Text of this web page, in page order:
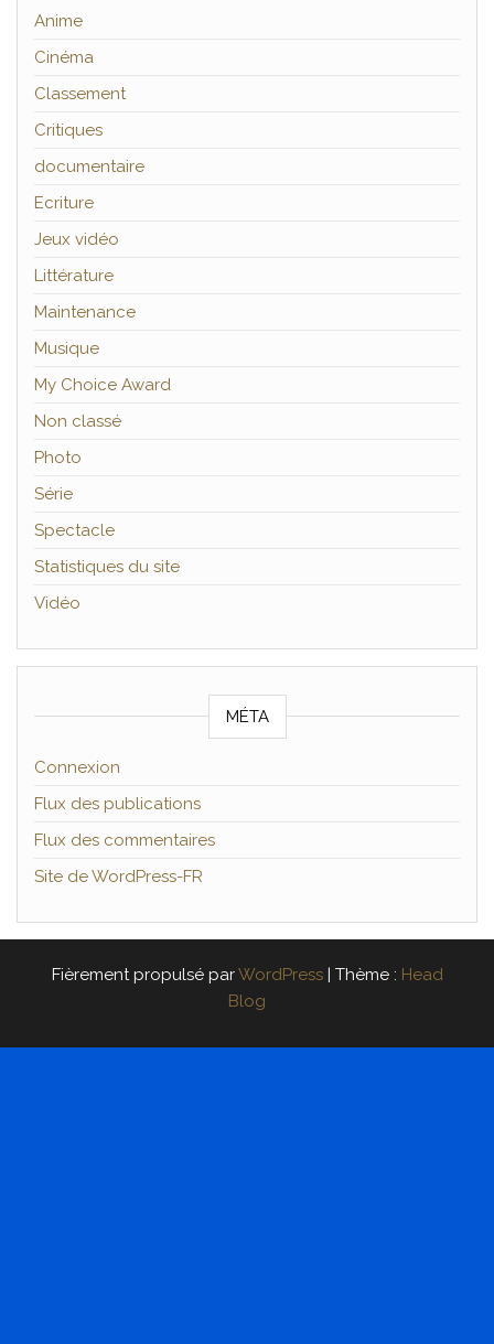
Anime
Cinéma
Classement
Critiques
documentaire
Ecriture
Jeux vidéo
Littérature
Maintenance
Musique
My Choice Award
Non classé
Photo
Série
Spectacle
Statistiques du site
Vidéo
MÉTA
Connexion
Flux des publications
Flux des commentaires
Site de WordPress-FR
Fièrement propulsé parWordPress Thème : Head
Blog